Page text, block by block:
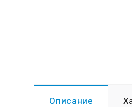
Описание